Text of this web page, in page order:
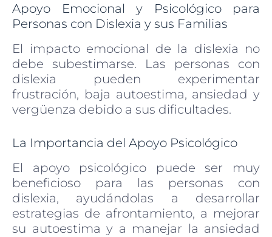
Apoyo Emocional y Psicológico para
Personas con Dislexia y sus Familias
El impacto emocional de la dislexia no
debe subestimarse. Las personas con
dislexia pueden experimentar
frustración, baja autoestima, ansiedad y
vergüenza debido a sus dificultades.
La Importancia del Apoyo Psicológico
El apoyo psicológico puede ser muy
beneficioso para las personas con
dislexia, ayudándolas a desarrollar
estrategias de afrontamiento, a mejorar
su autoestima y a manejar la ansiedad